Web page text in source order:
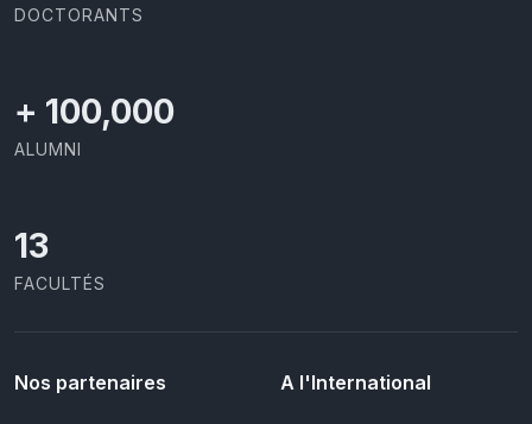
DOCTORANTS
+ 100,000
ALUMNI
13
FACULTÉS
Nos partenaires A l'International